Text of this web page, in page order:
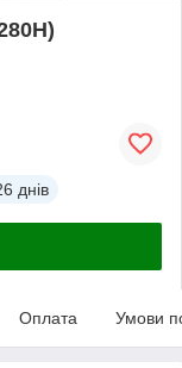
днів
Оплата Умови